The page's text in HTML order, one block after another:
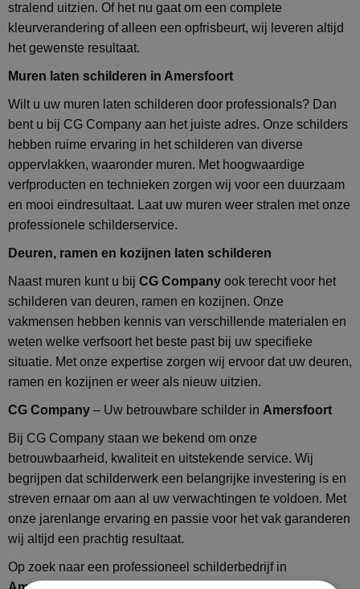
stralend uitzien. Of het nu gaat om een complete
kleurverandering of alleen een opfrisbeurt, wij leveren altijd
het gewenste resultaat.
Muren laten schilderen in Amersfoort
Wilt u uw muren laten schilderen door professionals? Dan
bent u bij CG Company aan het juiste adres. Onze schilders
hebben ruime ervaring in het schilderen van diverse
oppervlakken, waaronder muren. Met hoogwaardige
verfproducten en technieken zorgen wij voor een duurzaam
en mooi eindresultaat. Laat uw muren weer stralen met onze
professionele schilderservice.
Deuren, ramen en kozijnen laten schilderen
Naast muren kunt u bij CG Company ook terecht voor het
schilderen van deuren, ramen en kozijnen. Onze
vakmensen hebben kennis van verschillende materialen en
weten welke verfsoort het beste past bij uw specifieke
situatie. Met onze expertise zorgen wij ervoor dat uw deuren,
ramen en kozijnen er weer als nieuw uitzien.
CG Company – Uw betrouwbare schilder in Amersfoort
Bij CG Company staan we bekend om onze
betrouwbaarheid, kwaliteit en uitstekende service. Wij
begrijpen dat schilderwerk een belangrijke investering is en
streven ernaar om aan al uw verwachtingen te voldoen. Met
onze jarenlange ervaring en passie voor het vak garanderen
wij altijd een prachtig resultaat.
Op zoek naar een professioneel schilderbedrijf in